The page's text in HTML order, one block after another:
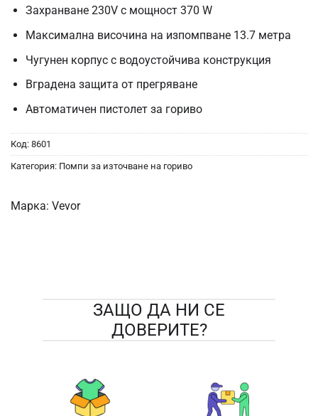
Захранване 230V с мощност 370 W
Максимална височина на изпомпване 13.7 метра
Чугунен корпус с водоустойчива конструкция
Вградена защита от прегряване
Автоматичен пистолет за гориво
Код: 8601
Категория: Помпи за източване на гориво
Марка: Vevor
ЗАЩО ДА НИ СЕ
ДОВЕРИТЕ?